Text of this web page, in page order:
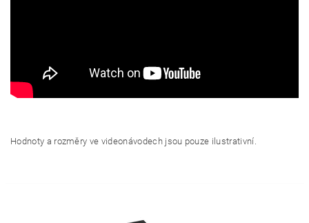
Hodnoty a rozměry ve videonávodech jsou pouze ilustrativní.